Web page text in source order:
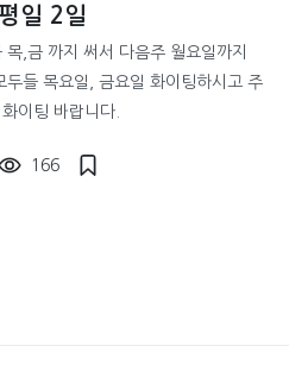
일 2일
,금 까지 써서 다음주 월요일까지
두들 목요일, 금요일 화이팅하시고 주
이팅 바랍니다.
166